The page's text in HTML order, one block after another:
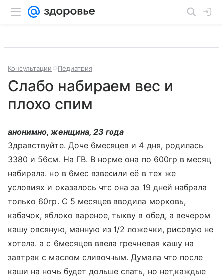
Консультации Педиатрия
Слабо набираем вес и
плохо спим
анонимно, женщина, 23 года
Здравствуйте. Доче 6месяцев и 4 дня, родилась
3380 и 56см. На ГВ. В норме она по 600гр в месяц
набирала. но в 6мес взвесили её в тех же
условиях и оказалось что она за 19 дней набрала
только 60гр. С 5 месяцев вводила морковь,
кабачок, яблоко вареное, тыкву в обед, а вечером
кашу овсяную, манную из 1/2 ложечки, рисовую не
хотела. а с 6месяцев ввела гречневая кашу на
завтрак с маслом сливочным. Думала что после
каши на ночь будет дольше спать, но нет,каждые